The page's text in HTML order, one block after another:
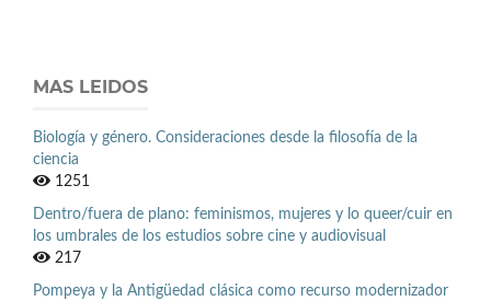
MAS LEIDOS
Biología y género. Consideraciones desde la filosofía de la
ciencia
1251
Dentro/fuera de plano: feminismos, mujeres y lo queer/cuir en
los umbrales de los estudios sobre cine y audiovisual
217
Pompeya y la Antigüedad clásica como recurso modernizador